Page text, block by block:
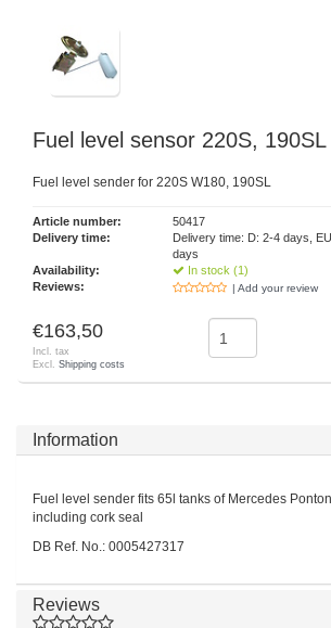
Fuel level sensor 220S, 190SL
Fuel level sender for 220S W180, 190SL
Article number:
50417
Delivery time:
Delivery time: D: 2-4 days,
days
Availability:
In stock (1)
Reviews:
| Add your review
€163,50
Incl. tax
Excl. Shipping costs
Information
Fuel level sender fits 65l tanks of Mercedes
including cork seal
DB Ref. No.: 0005427317
Reviews